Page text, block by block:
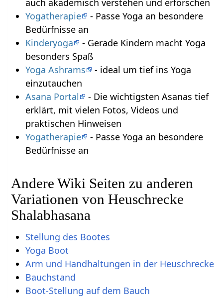
auch akademisch verstehen und erforschen
Yogatherapie
- Passe Yoga an besondere
Bedürfnisse an
Kinderyoga
- Gerade Kindern macht Yoga
besonders Spaß
Yoga Ashrams
- ideal um tief ins Yoga
einzutauchen
Asana Portal
- Die wichtigsten Asanas tief
erklärt, mit vielen Fotos, Videos und
praktischen Hinweisen
Yogatherapie
- Passe Yoga an besondere
Bedürfnisse an
Andere Wiki Seiten zu anderen
Variationen von Heuschrecke
Shalabhasana
Stellung des Bootes
Yoga Boot
Arm und Handhaltungen in der Heuschrecke
Bauchstand
Boot-Stellung auf dem Bauch